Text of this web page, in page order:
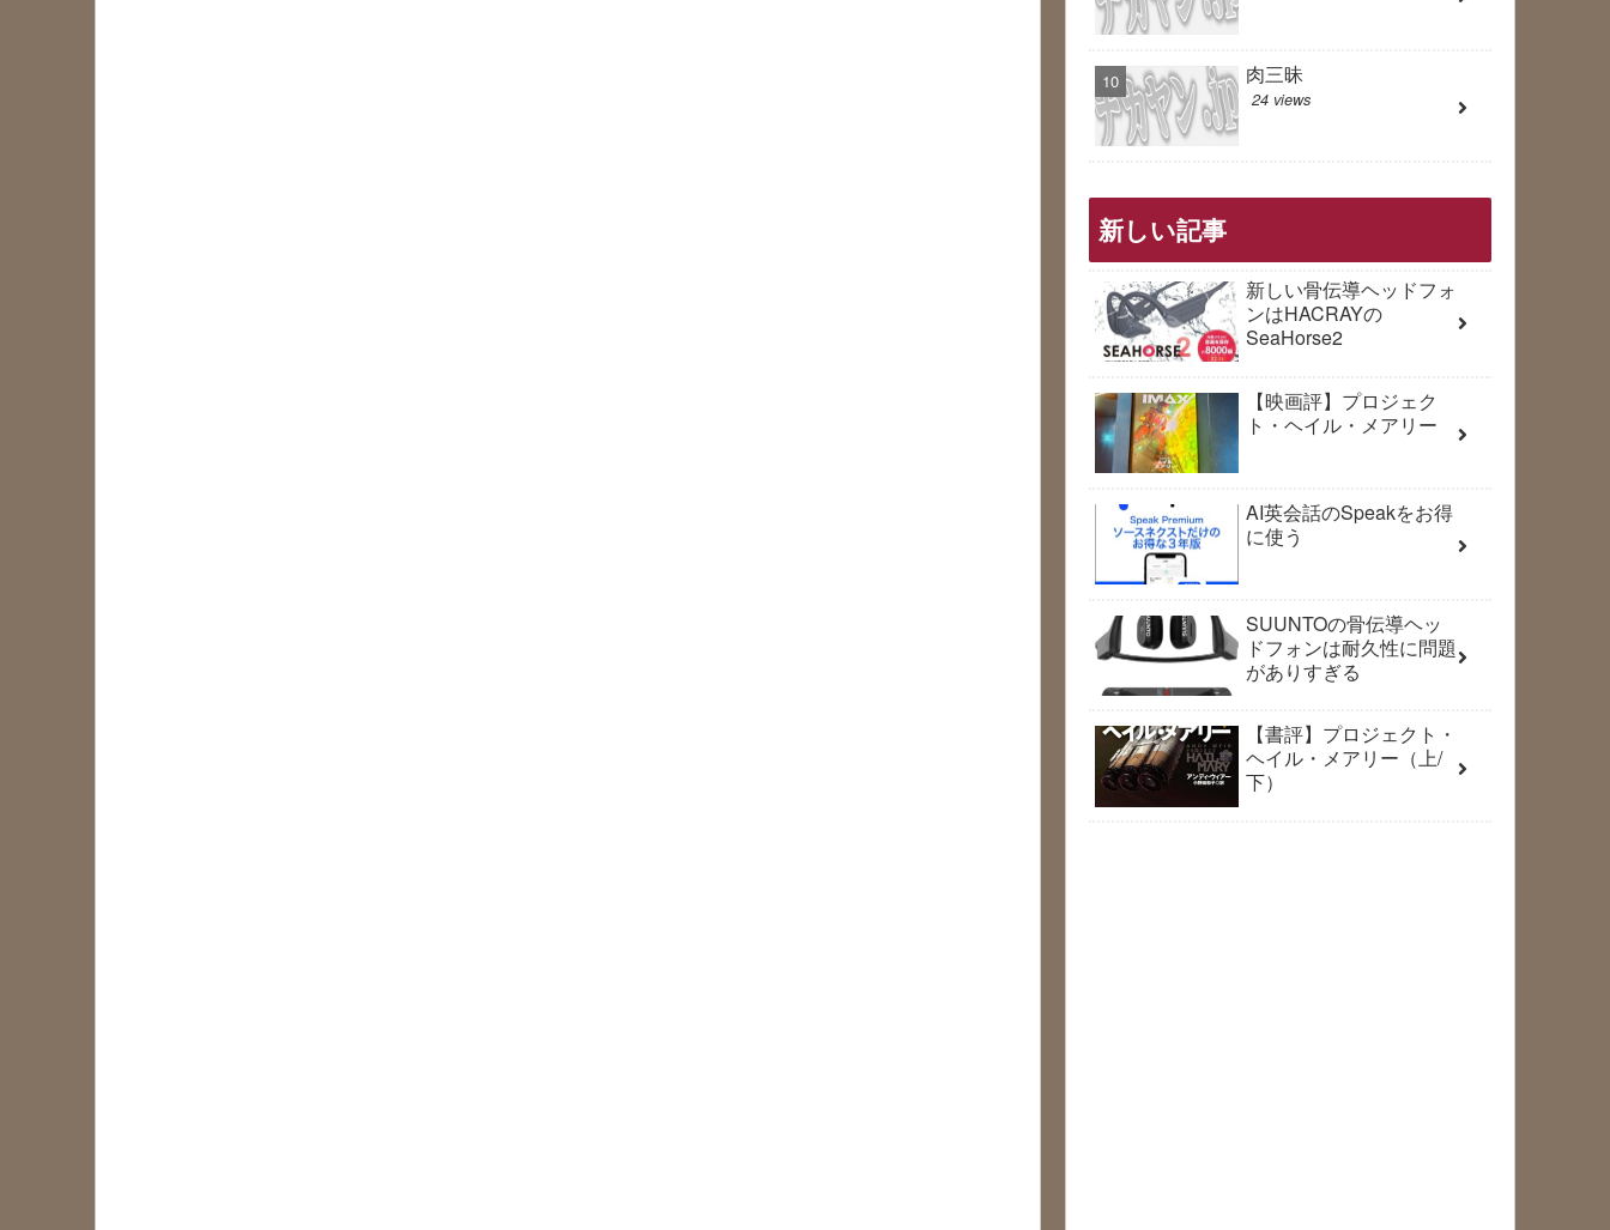
肉三昧
24 views
新しい記事
新しい骨伝導ヘッドフォ
ンはHACRAYの
SeaHorse2
【映画評】プロジェク
ト・ヘイル・メアリー
AI英会話のSpeakをお得
に使う
SUUNTOの骨伝導ヘッ
ドフォンは耐久性に問題
がありすぎる
【書評】プロジェクト・
ヘイル・メアリー（上/
下）